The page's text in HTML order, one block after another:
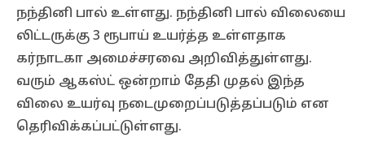
நந்தினி பால் உள்ளது. நந்தினி பால் விலையை
லிட்டருக்கு 3 ரூபாய் உயர்த்த உள்ளதாக
கர்நாடகா அமைச்சரவை அறிவித்துள்ளது.
வரும் ஆகஸ்ட் ஒன்றாம் தேதி முதல் இந்த
விலை உயர்வு நடைமுறைப்படுத்தப்படும் என
தெரிவிக்கப்பட்டுள்ளது.